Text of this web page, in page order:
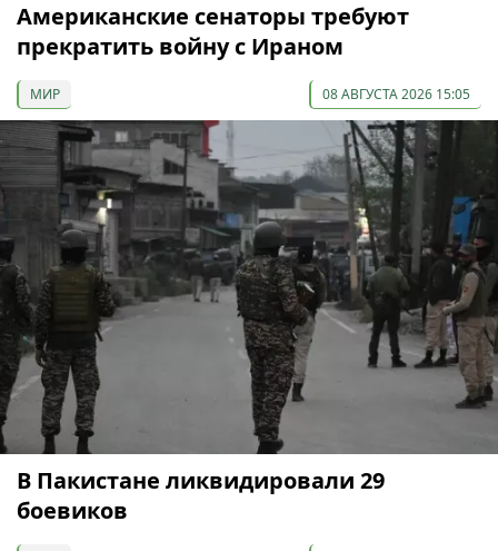
Американские сенаторы требуют
прекратить войну с Ираном
МИР 08 АВГУСТА 2026 15:05
В Пакистане ликвидировали 29
боевиков